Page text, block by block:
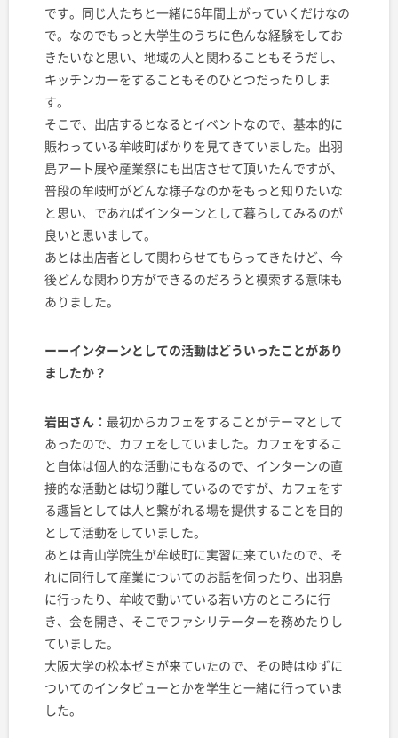
です。同じ人たちと一緒に6年間上がっていくだけなの
で。なのでもっと大学生のうちに色んな経験をしてお
きたいなと思い、地域の人と関わることもそうだし、
キッチンカーをすることもそのひとつだったりしま
す。
そこで、出店するとなるとイベントなので、基本的に
賑わっている牟岐町ばかりを見てきていました。出羽
島アート展や産業祭にも出店させて頂いたんですが、
普段の牟岐町がどんな様子なのかをもっと知りたいな
と思い、であればインターンとして暮らしてみるのが
良いと思いまして。
あとは出店者として関わらせてもらってきたけど、今
後どんな関わり方ができるのだろうと模索する意味も
ありました。
ーーインターンとしての活動はどういったことがあり
ましたか？
岩田さん： 最初からカフェをすることがテーマとして
あったので、カフェをしていました。カフェをするこ
と自体は個人的な活動にもなるので、インターンの直
接的な活動とは切り離しているのですが、カフェをす
る趣旨としては人と繋がれる場を提供することを目的
として活動をしていました。
あとは青山学院生が牟岐町に実習に来ていたので、そ
れに同行して産業についてのお話を伺ったり、出羽島
に行ったり、牟岐で動いている若い方のところに行
き、会を開き、そこでファシリテーターを務めたりし
ていました。
大阪大学の松本ゼミが来ていたので、その時はゆずに
ついてのインタビューとかを学生と一緒に行っていま
した。